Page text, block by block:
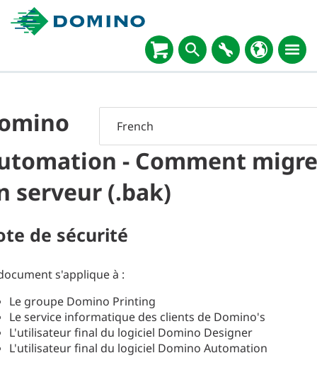
- Comment
serveur (.bak)
de sécurité
s'applique à :
Le groupe Domino Printing
Le service informatique des clients de Domino's
L'utilisateur final du logiciel Domino Designer
L'utilisateur final du logiciel Domino Automation